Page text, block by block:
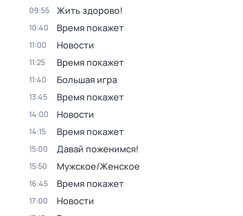
09:55 Жить здорово!
10:40 Время покажет
11:00 Новости
11:25 Время покажет
11:40 Большая игра
13:45 Время покажет
14:00 Новости
14:15 Время покажет
15:00 Давай поженимся!
15:50 Мужское/Женское
16:45 Время покажет
17:00 Новости